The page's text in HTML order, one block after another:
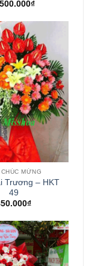
₫
CHÚC MỪNG
Trương – HKT
49
₫